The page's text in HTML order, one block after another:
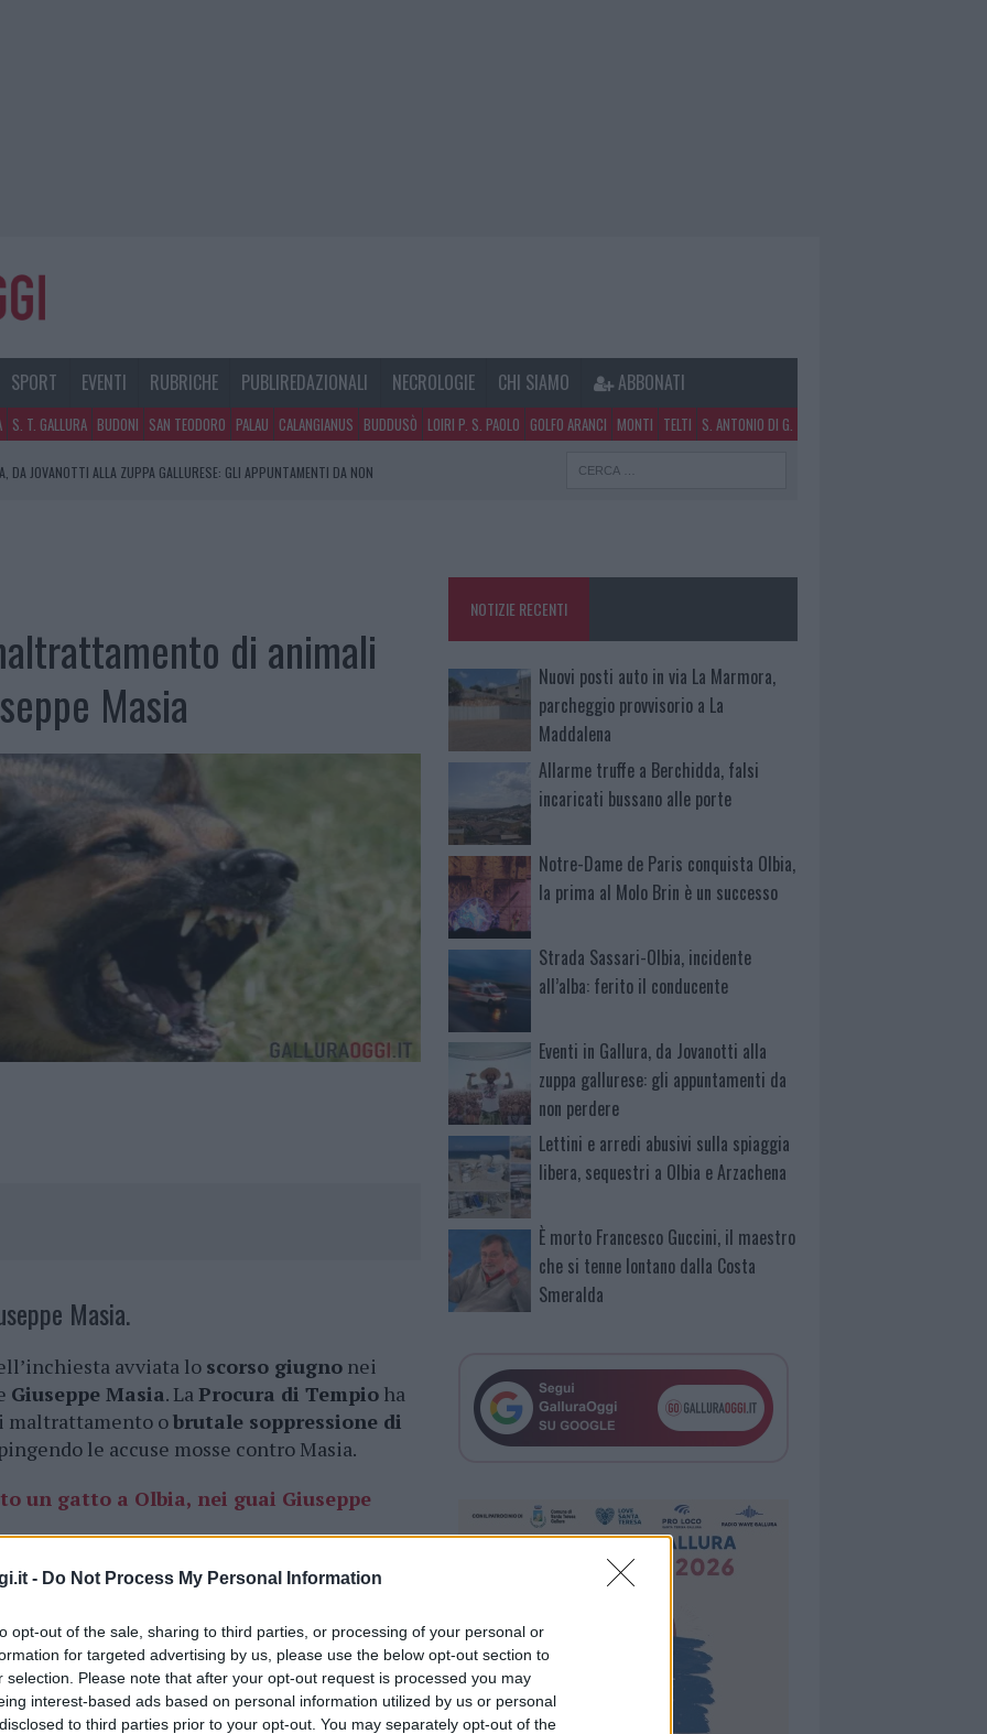
- Do Not Process My Personal Information
opt-out of the sale, sharing to third parties, or processing of your personal or
for targeted advertising by us, please use the below opt-out section to
selection. Please note that after your opt-out request is processed you may
interest-based ads based on personal information utilized by us or personal
to third parties prior to your opt-out. You may separately opt-out of the
SPORT EVENTI RUBRICHE PUBLIREDAZIONALI NECROLOGIE CHI SIAMO ABBONATI
S. T. GALLURA BUDONI SAN TEODORO PALAU CALANGIANUS BUDDUSÒ LOIRI P. S. PAOLO GOLFO ARANCI MONTI TELTI S. ANTONIO DI G.
DA JOVANOTTI ALLA ZUPPA GALLURESE: GLI APPUNTAMENTI DA NON
ALL’ALBA: FERITO IL CONDUCENTE
di animali
Masia
Masia.
avviata lo scorso giugno nei
Giuseppe Masia. LaProcura di Tempio ha
maltrattamento obrutale soppressione di
le accuse mosse contro Masia.
un gatto a Olbia, nei guai Giuseppe
verificati nella residenza del professore a
iniziale, il comico avrebbe cercato di
suo giardino. L’incidente più grave sarebbe
dal suo nascondiglio. Secondo l’accusa
avrebbe incitato il suo cane contro il gatto,
NOTIZIE RECENTI
Nuovi posti auto in via La Marmora,
parcheggio provvisorio a La
Maddalena
Allarme truffe a Berchidda, falsi
incaricati bussano alle porte
Notre-Dame de Paris conquista Olbia,
la prima al Molo Brin è un successo
Strada Sassari-Olbia, incidente
all’alba: ferito il conducente
Eventi in Gallura, da Jovanotti alla
zuppa gallurese: gli appuntamenti da
non perdere
Lettini e arredi abusivi sulla spiaggia
libera, sequestri a Olbia e Arzachena
È morto Francesco Guccini, il maestro
che si tenne lontano dalla Costa
Smeralda